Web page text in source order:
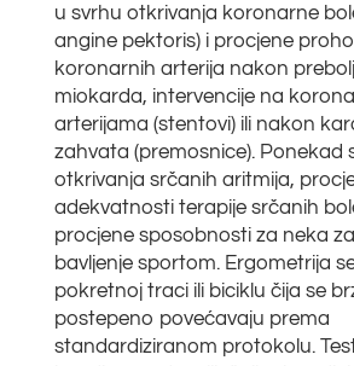
u svrhu otkrivanja koronarne
angine pektoris) i procjene
koronarnih arterija nakon
miokarda, intervencije na
arterijama (stentovi) ili nakon
zahvata (premosnice). Ponekad
otkrivanja srčanih aritmija,
adekvatnosti terapije srčanih
procjene sposobnosti za neka
bavljenje sportom. Ergometrija
pokretnoj traci ili biciklu čija se
postepeno povećavaju prema
standardiziranom protokolu.